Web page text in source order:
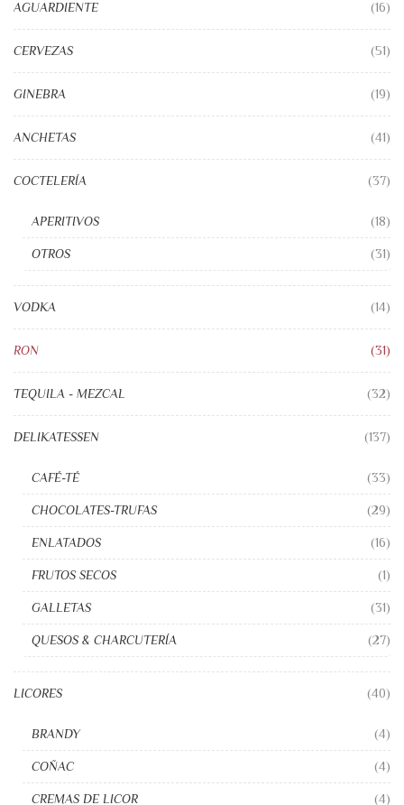
AGUARDIENTE (16)
CERVEZAS (51)
GINEBRA (19)
ANCHETAS (41)
COCTELERÍA (37)
APERITIVOS (18)
OTROS (31)
VODKA (14)
RON (31)
TEQUILA - MEZCAL (32)
DELIKATESSEN (137)
CAFÉ-TÉ (33)
CHOCOLATES-TRUFAS (29)
ENLATADOS (16)
FRUTOS SECOS (1)
GALLETAS (31)
QUESOS & CHARCUTERÍA (27)
LICORES (40)
BRANDY (4)
COÑAC (4)
CREMAS DE LICOR (4)